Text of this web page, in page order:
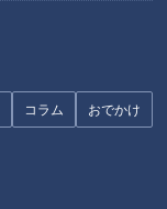
コラム おでかけ